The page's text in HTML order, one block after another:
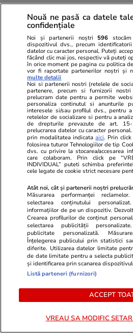
Ce este loud budgeting,
tendința financiară populară
generația Z
Lifestyle
Cum se scrie corect:
sau bine înțeles
Bani și Afaceri
Cine poate retrage banii din
contul unei persoane
Ce este pământul de
Nouă ne pasă ca datele
confidențiale
Noi și partenerii noștri 596
dispozitivul dvs., precum
datelor cu caracter personal. Puteți
făcând clic mai jos, respectiv vă puteți
în orice moment pe pagina cu politica
vor fi raportate partenerilor noștri și
multe detalii
Noi si partenerii nostri (retelele de
partenere, precum si furnizorii
prelucram date pentru a permite
personaliza continutul si anunturile
interesele si/sau profilul dvs., pentru
retelelor de socializare si pentru a
de drepturile prevazute de art.
prelucrarea datelor cu caracter
prin modalitatea indicataaici. Prin click
folosirea tuturor Tehnologiilor de tip
dvs. cu privire la stocarea/accesarea
care colaboram. Prin click pe
INDIVIDUAL” puteti schimba
cele legate de cookie strict necesare
Atât noi, cât și partenerii noștri
Măsurarea performanței
selectarea conținutului
informațiilor de pe un dispozitiv.
Crearea profilurilor de conținut
selectarea publicității
publicitate personalizată.
Înțelegerea publicului prin statistici
diferite. Utilizarea datelor limitate
de date limitate pentru a selecta
și identificarea prin scanarea
Listă parteneri (furnizori)
ACCEPT
VREAU SA MODIFIC